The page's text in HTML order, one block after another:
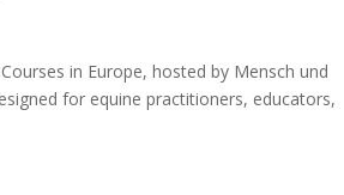
in Europe, hosted by Mensch und
for equine practitioners, educators,